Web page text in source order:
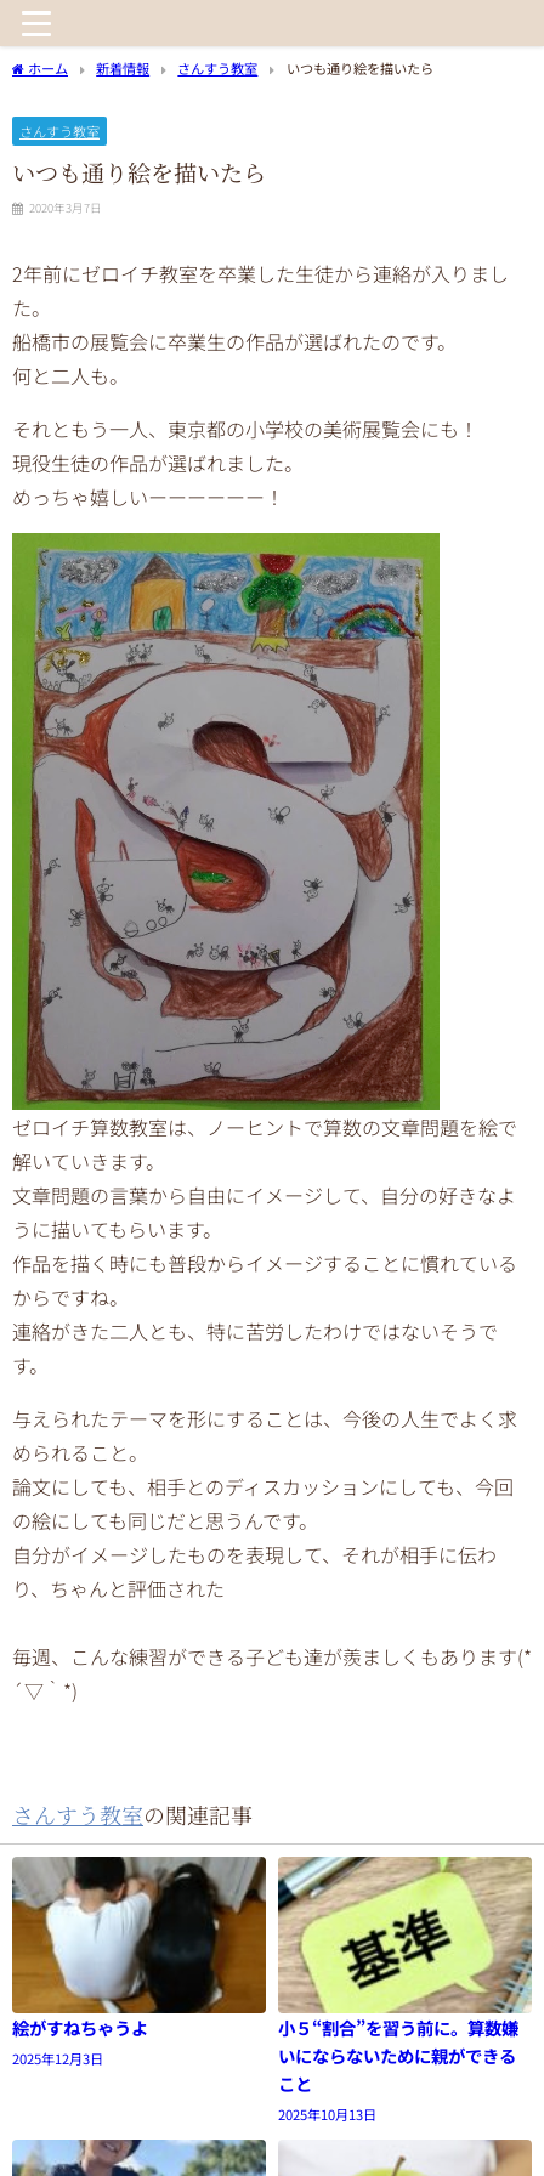
ホーム 新着情報 さんすう教室 いつも通り絵を描いたら
さんすう教室
いつも通り絵を描いたら
2020年3月7日
2年前にゼロイチ教室を卒業した生徒から連絡が入りまし
た。
船橋市の展覧会に卒業生の作品が選ばれたのです。
何と二人も。
それともう一人、東京都の小学校の美術展覧会にも！
現役生徒の作品が選ばれました。
めっちゃ嬉しいーーーーーー！
ゼロイチ算数教室は、ノーヒントで算数の文章問題を絵で
解いていきます。
文章問題の言葉から自由にイメージして、自分の好きなよ
うに描いてもらいます。
作品を描く時にも普段からイメージすることに慣れている
からですね。
連絡がきた二人とも、特に苦労したわけではないそうで
す。
与えられたテーマを形にすることは、今後の人生でよく求
められること。
論文にしても、相手とのディスカッションにしても、今回
の絵にしても同じだと思うんです。
自分がイメージしたものを表現して、それが相手に伝わ
り、ちゃんと評価された
毎週、こんな練習ができる子ども達が羨ましくもあります(*
´▽｀*)
さんすう教室の関連記事
絵がすねちゃうよ
2025年12月3日
小５“割合”を習う前に。算数嫌
いにならないために親ができる
こと
2025年10月13日